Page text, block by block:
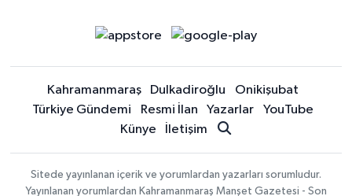
Kahramanmaraş Dulkadiroğlu
Onikişubat
Türkiye Gündemi
Resmi İlan Yazarlar
YouTube
Künye
İletişim
Sitede yayınlanan içerik ve yorumlardan yazarları sorumludur.
Yayınlanan yorumlardan Kahramanmaraş Manşet Gazetesi - Son